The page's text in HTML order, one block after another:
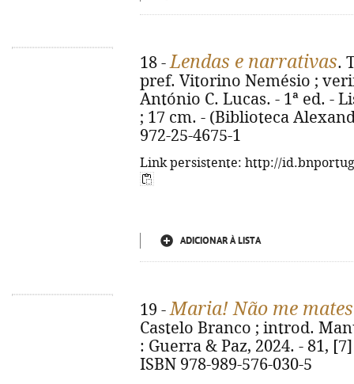
18 -Lendas e narrativas.
pref. Vitorino Nemésio ;
António C. Lucas. - 1ª ed. -
; 17 cm. - (Biblioteca
972-25-4675-1
Link persistente: http://
ADICIONAR À LISTA
19 -Maria! Não me
Castelo Branco ; introd.
: Guerra & Paz, 2024. - 81,
ISBN 978-989-576-030-5